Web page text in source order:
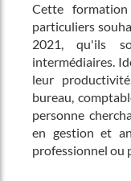
Cette
particuliers
2021, qu'ils
intermédiaires.
leur
bureau,
personne
en gestion et
professionnel ou